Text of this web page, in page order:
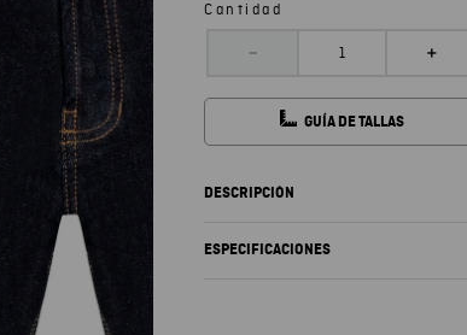
Cantidad
＋
－
GUÍA DE TALLAS
DESCRIPCIÓN
ESPECIFICACIONES